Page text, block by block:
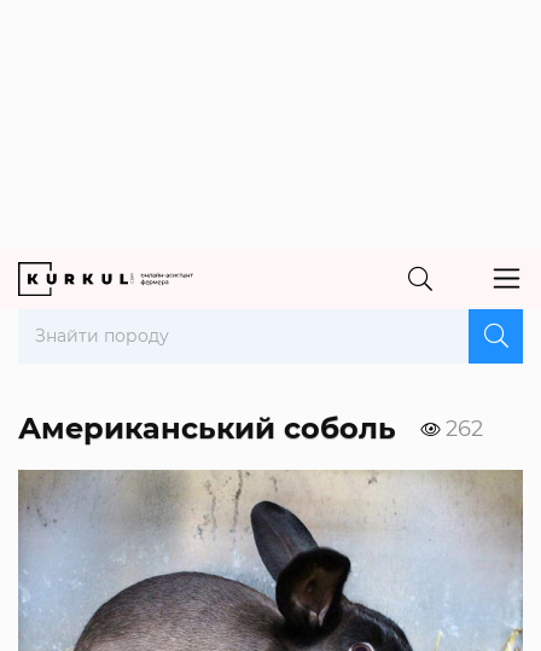
Американський соболь 262